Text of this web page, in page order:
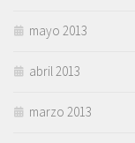
mayo 2013
abril 2013
marzo 2013